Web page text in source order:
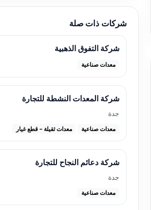
شركات ذات صلة
شركة التفوق الذهبية
معدات صناعية
شركة المعدات النشطة للتجارة
جدة
معدات صناعية معدات ثقيلة – قطع غيار
شركة دعائم النجاح للتجارة
جدة
معدات صناعية